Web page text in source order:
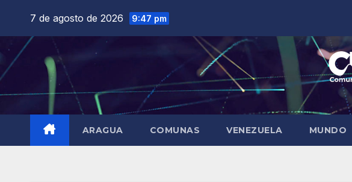
contenido
7 de agosto de 2026 9:47 pm
ARAGUA COMUNAS VENEZUELA MUNDO